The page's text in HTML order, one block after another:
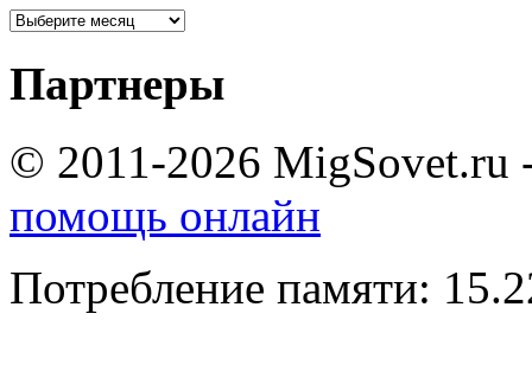
Партнеры
© 2011-2026 MigSovet.ru
помощь онлайн
Потребление памяти: